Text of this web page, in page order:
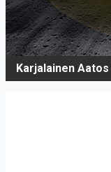
Karjalainen Aatos